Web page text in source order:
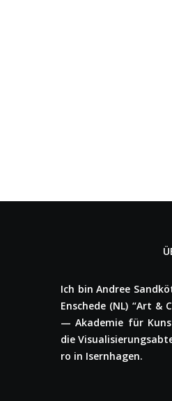
Ich bin Andree
Enschede (NL) “Art &
— Akademie für
die
ro in Isern­ha­gen.